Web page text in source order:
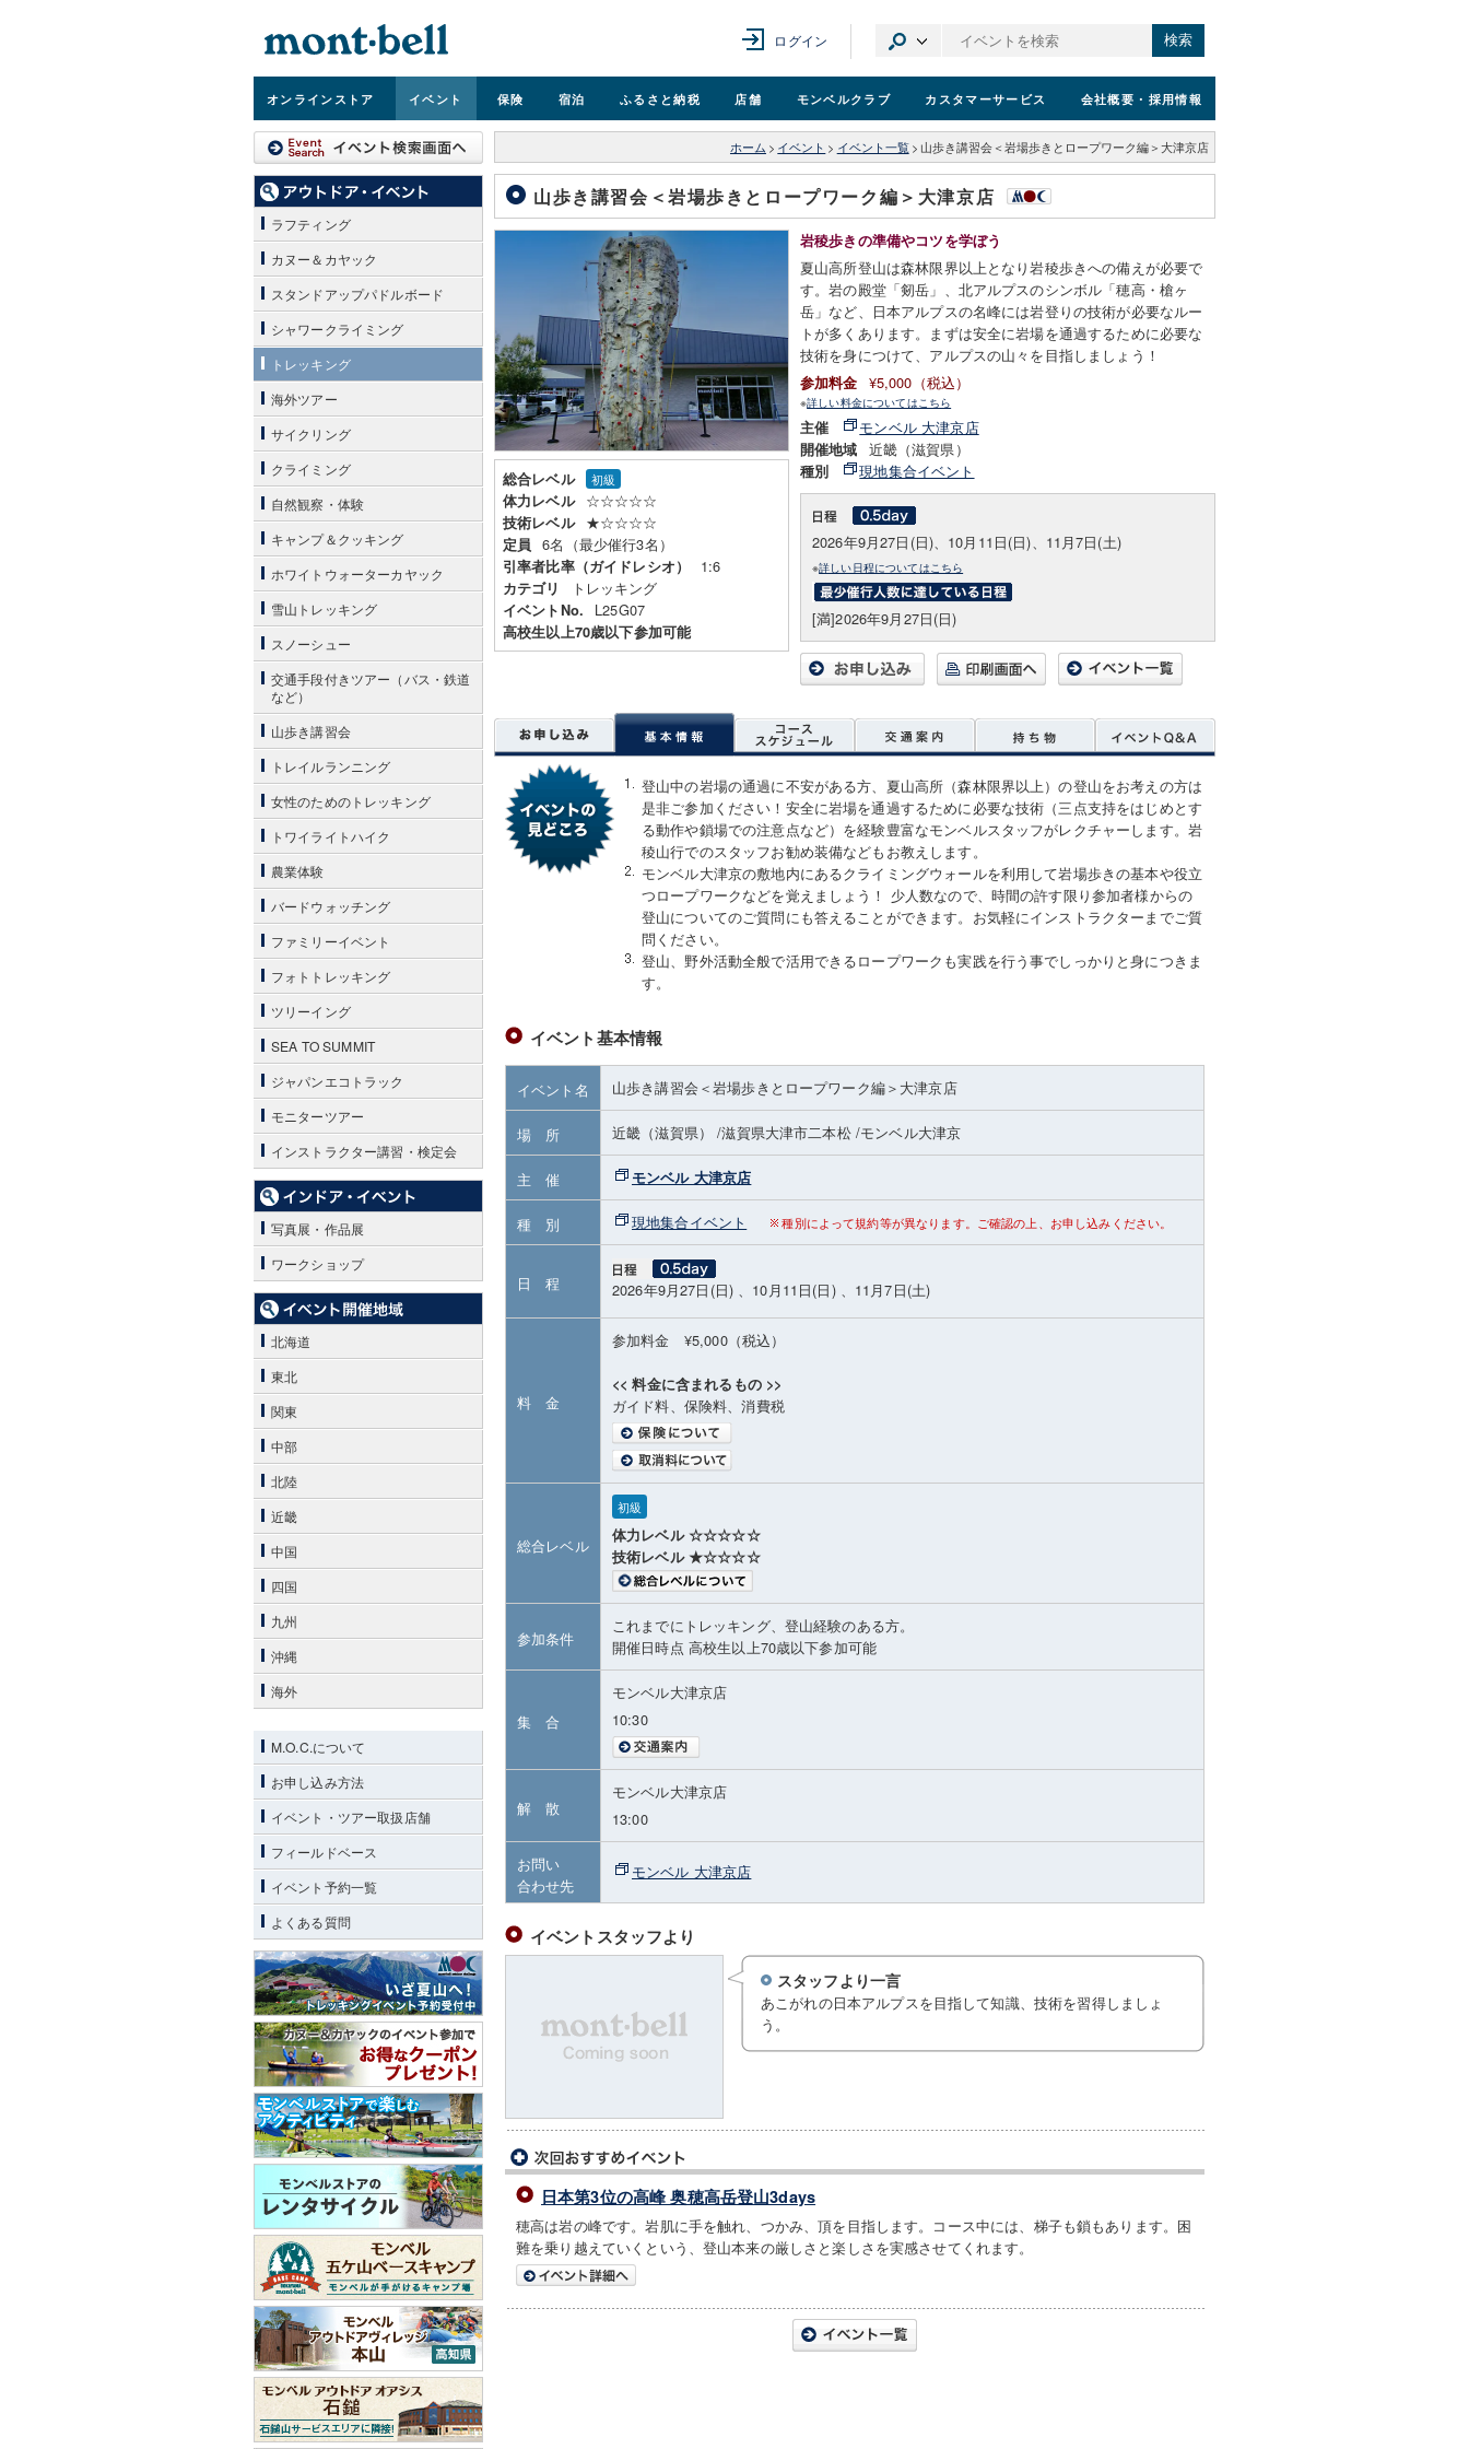
ログイン 検索
オンラインストア イベント 保険 宿泊 ふるさと納税 店舗 モンベルクラブ カスタマーサービス 会社概要 ・採用情報
ホーム > イベント > イベント一覧 > 山歩き講習会＜岩場歩きとロープワーク編＞大津京店
山歩き講習会＜岩場歩きとロープワーク編＞大津京店
総合レベル 初級
体力レベル ☆☆☆☆☆
技術レベル ★☆☆☆☆
定員 6名（最少催行3名）
引率者比率（ガイドレシオ） 1:6
カテゴリ トレッキング
イベントNo. L25G07
高校生以上70歳以下参加可能
岩稜歩きの準備やコツを学ぼう
夏山高所登山は森林限界以上となり岩稜歩きへの備えが必要で
す。岩の殿堂「剱岳」、北アルプスのシンボル「穂高・槍ヶ
岳」など、日本アルプスの名峰には岩登りの技術が必要なルー
トが多くあります。まずは安全に岩場を通過するために必要な
技術を身につけて、アルプスの山々を目指しましょう！
参加料金 ¥5,000（税込）
※詳しい料金についてはこちら
主催 モンベル 大津京店
開催地域 近畿（滋賀県）
種別 現地集合イベント
2026年9月27日(日)、10月11日(日)、11月7日(土)
※詳しい日程についてはこちら
[満]2026年9月27日(日)
登山中の岩場の通過に不安がある方、夏山高所（森林限界以上）の登山をお考えの方は
是非ご参加ください！安全に岩場を通過するために必要な技術（三点支持をはじめとす
る動作や鎖場での注意点など）を経験豊富なモンベルスタッフがレクチャーします。岩
稜山行でのスタッフお勧め装備などもお教えします。
モンベル大津京の敷地内にあるクライミングウォールを利用して岩場歩きの基本や役立
つロープワークなどを覚えましょう！ 少人数なので、時間の許す限り参加者様からの
登山についてのご質問にも答えることができます。お気軽にインストラクターまでご質
問ください。
登山、野外活動全般で活用できるロープワークも実践を行う事でしっかりと身につきま
す。
イベント基本情報
イベント名 山歩き講習会＜岩場歩きとロープワーク編＞大津京店
場 所 近畿（滋賀県） /滋賀県大津市二本松/モンベル大津京
主 催 モンベル 大津京店
種 別 現地集合イベント 種別によって規約等が異なります。ご確認の上、お申し込みください。
日 程 2026年9月27日(日) 、10月11日(日) 、11月7日(土)
料 金
参加料金 ¥5,000（税込）
<< 料金に含まれるもの >>
ガイド料、保険料、消費税
総合レベル
初級
体力レベル ☆☆☆☆☆
技術レベル ★☆☆☆☆
参加条件
これまでにトレッキング、登山経験のある方。
開催日時点 高校生以上70歳以下参加可能
集 合
モンベル大津京店
10:30
解 散
モンベル大津京店
13:00
お問い
合わせ先
モンベル 大津京店
イベントスタッフより
スタッフより一言
あこがれの日本アルプスを目指して知識、技術を習得しましょ
う。
日本第3位の高峰 奥穂高岳登山3days
穂高は岩の峰です。岩肌に手を触れ、つかみ、頂を目指します。コース中には、梯子も鎖もあります。困
難を乗り越えていくという、登山本来の厳しさと楽しさを実感させてくれます。
ラフティング
カヌー＆カヤック
スタンドアップパドルボード
シャワークライミング
トレッキング
海外ツアー
サイクリング
クライミング
自然観察・体験
キャンプ＆クッキング
ホワイトウォーターカヤック
雪山トレッキング
スノーシュー
交通手段付きツアー（バス・鉄道
など）
山歩き講習会
トレイルランニング
女性のためのトレッキング
トワイライトハイク
農業体験
バードウォッチング
ファミリーイベント
フォトトレッキング
ツリーイング
SEA TO SUMMIT
ジャパンエコトラック
モニターツアー
インストラクター講習・検定会
写真展・作品展
ワークショップ
北海道
東北
関東
中部
北陸
近畿
中国
四国
九州
沖縄
海外
M.O.C.について
お申し込み方法
イベント・ツアー取扱店舗
フィールドベース
イベント予約一覧
よくある質問